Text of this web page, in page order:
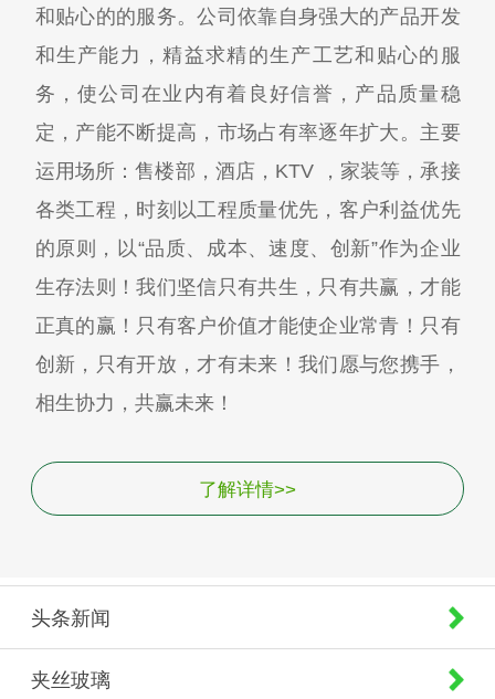
和贴心的的服务。公司依靠自身强大的产品开发
和生产能力，精益求精的生产工艺和贴心的服
务，使公司在业内有着良好信誉，产品质量稳
定，产能不断提高，市场占有率逐年扩大。主要
运用场所：售楼部，酒店，KTV ，家装等，承接
各类工程，时刻以工程质量优先，客户利益优先
的原则，以“品质、成本、速度、创新”作为企业
生存法则！我们坚信只有共生，只有共赢，才能
正真的赢！只有客户价值才能使企业常青！只有
创新，只有开放，才有未来！我们愿与您携手，
相生协力，共赢未来！
了解详情>>
头条新闻
夹丝玻璃